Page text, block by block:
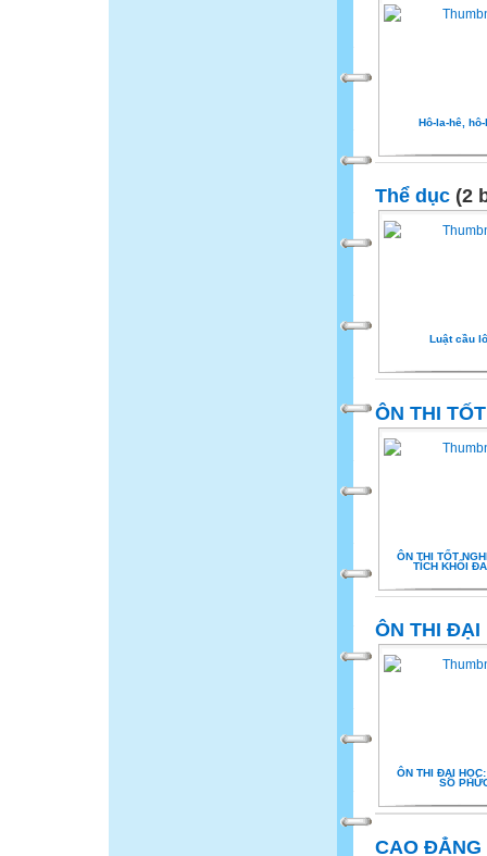
Hô-la-hê,
Thể dục (2
Luật cầu
ÔN THI
ÔN THI TỐT
TÍCH KHỐI
ÔN THI ĐẠI
ÔN THI ĐẠI
SỐ
CAO ĐẲNG